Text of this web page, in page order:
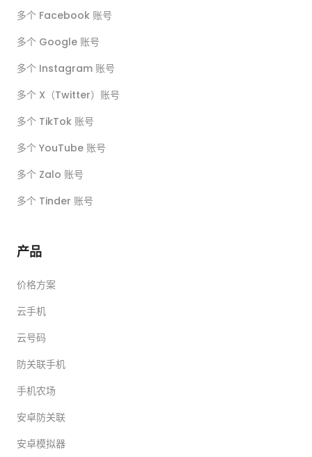
多个 Facebook 账号
多个 Google 账号
多个 Instagram 账号
多个 X（Twitter）账号
多个 TikTok 账号
多个 YouTube 账号
多个 Zalo 账号
多个 Tinder 账号
产品
价格方案
云手机
云号码
防关联手机
手机农场
安卓防关联
安卓模拟器